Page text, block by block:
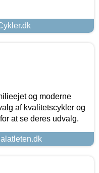
og moderne
af kvalitetscykler og
at se deres udvalg.